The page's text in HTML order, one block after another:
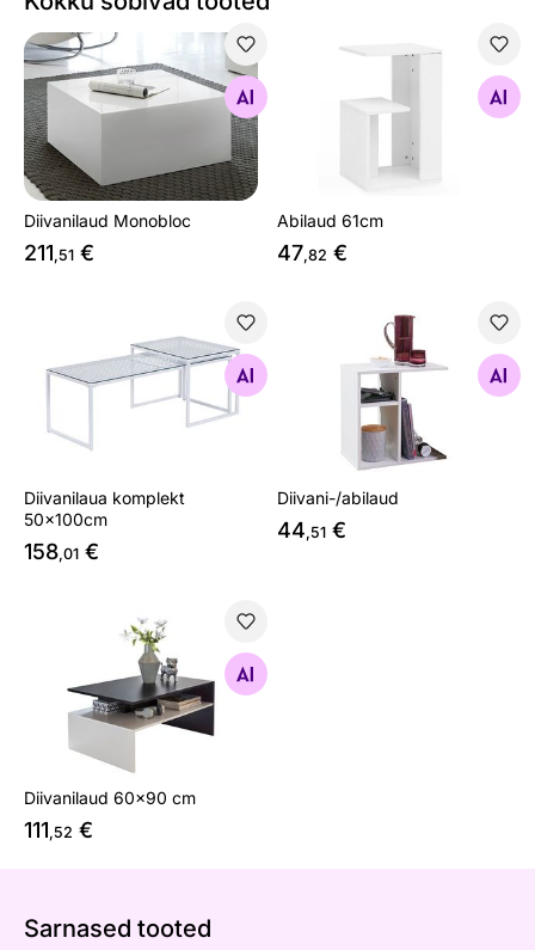
Diivanilaud Monobloc
Otsi sarnaseid
Diivanilaud Monobloc
211,51 €
Otsi sarnaseid
Abilaud 61cm
47,82 €
Diivanilaua komplekt 50x100cm
Otsi sarnaseid
Diivanilaua komplekt
50x100cm
158,01 €
Diivani-/abilaud
Otsi sarnaseid
Diivani-/abilaud
44,51 €
Diivanilaud 60x90 cm
Otsi sarnaseid
Diivanilaud 60x90 cm
111,52 €
Sarnased tooted